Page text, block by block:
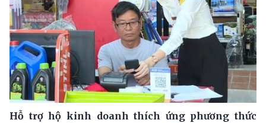
Hỗ trợ hộ kinh doanh thích ứng phương thức